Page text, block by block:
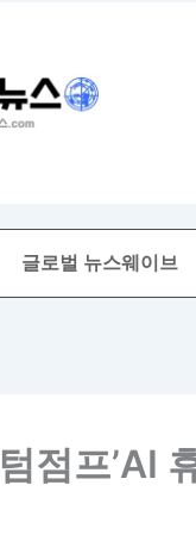
글로벌 뉴스웨이브
점프’AI